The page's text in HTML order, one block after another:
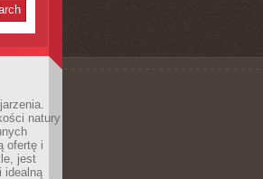
natury
ofertę i
jest
idealną